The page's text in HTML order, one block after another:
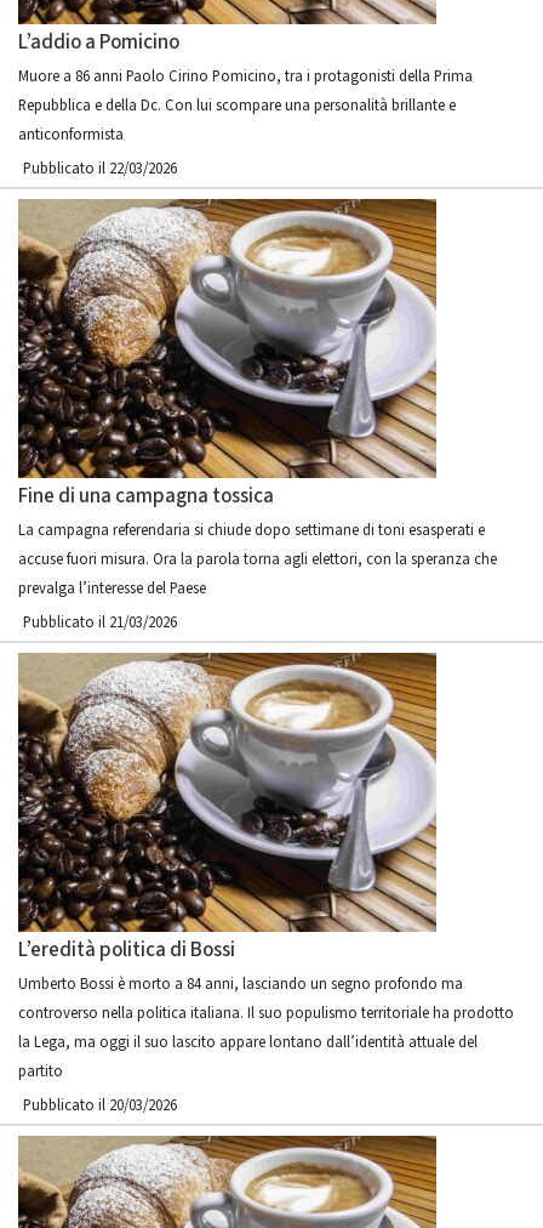
L’addio a Pomicino
Muore a 86 anni Paolo Cirino Pomicino, tra i protagonisti della Prima
Repubblica e della Dc. Con lui scompare una personalità brillante e
anticonformista
Pubblicato il 22/03/2026
Fine di una campagna tossica
La campagna referendaria si chiude dopo settimane di toni esasperati e
accuse fuori misura. Ora la parola torna agli elettori, con la speranza che
prevalga l’interesse del Paese
Pubblicato il 21/03/2026
L’eredità politica di Bossi
Umberto Bossi è morto a 84 anni, lasciando un segno profondo ma
controverso nella politica italiana. Il suo populismo territoriale ha prodotto
la Lega, ma oggi il suo lascito appare lontano dall’identità attuale del
partito
Pubblicato il 20/03/2026